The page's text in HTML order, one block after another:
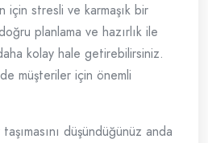
için stresli ve karmaşık bir
planlama ve hazırlık ile
kolay hale getirebilirsiniz.
müşteriler için önemli
düşündüğünüz anda